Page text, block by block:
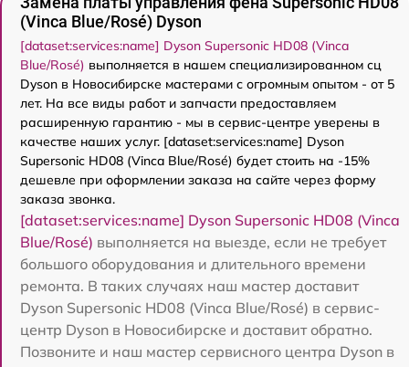
(Vinca Blue/Rosé) Dyson
[dataset:services:name] Dyson Supersonic HD08 (Vinca
Blue/Rosé) выполняется в нашем специализированном сц
Dyson в Новосибирске мастерами с огромным опытом - от 5
лет. На все виды работ и запчасти предоставляем
расширенную гарантию - мы в сервис-центре уверены в
качестве наших услуг. [dataset:services:name] Dyson
Supersonic HD08 (Vinca Blue/Rosé) будет стоить на -15%
дешевле при оформлении заказа на сайте через форму
заказа звонка.
[dataset:services:name] Dyson Supersonic HD08 (Vinca
Blue/Rosé) выполняется на выезде, если не требует
большого оборудования и длительного времени
ремонта. В таких случаях наш мастер доставит
Dyson Supersonic HD08 (Vinca Blue/Rosé) в сервис-
центр Dyson в Новосибирске и доставит обратно.
Позвоните и наш мастер сервисного центра Dyson в